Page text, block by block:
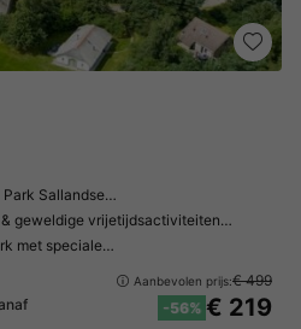
Sallandse…
geweldige vrijetijdsactiviteiten…
met speciale…
Aanbevolen prijs:€ 499
-56% € 219